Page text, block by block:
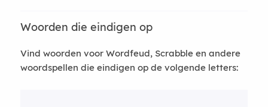
Woorden die eindigen op
Vind woorden voor Wordfeud, Scrabble en andere
woordspellen die eindigen op de volgende letters: